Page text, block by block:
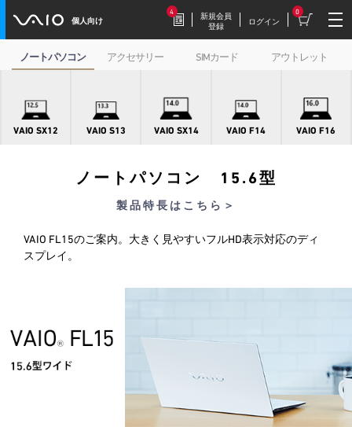
個人向け
4
豪華特典付き！
特別価格の【VAIO F16 (VJF1618)】169,800円
（税込）
【VAIOストア限定】トイ・スト
VAIO F16/F14に、トイ・ストーリーモデル
2026.6.18
新規会員
登録
ログイン
0
ノートパソコン アクセサリー SIMカード アウトレット
VAIO SX12 VAIO S13 VAIO SX14 VAIO F14 VAIO F16
ノートパソコン 15.6型
製品特長はこちら＞
VAIO FL15のご案内。大きく見やすいフルHD表示対応のディ
スプレイ。